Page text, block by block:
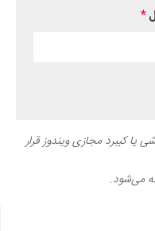
*
یا کیبرد مجازی ویندوز قرار
می‌شود.